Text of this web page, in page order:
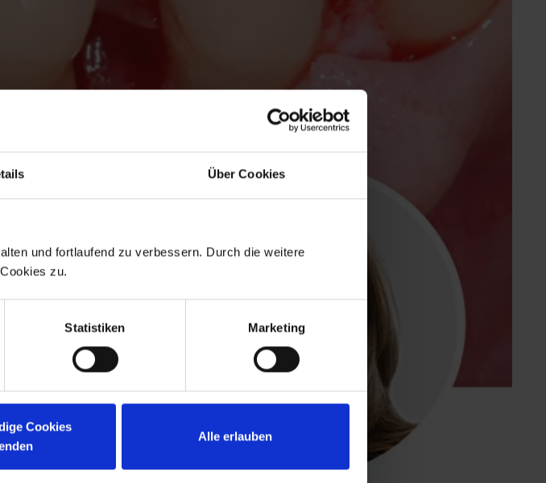
Über Cookies
und fortlaufend zu verbessern. Durch die weitere
zu.
Statistiken Marketing
Cookies
Alle erlauben